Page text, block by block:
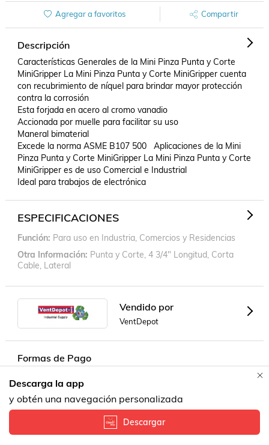
Agregar a favoritos Compartir
Descripción
Características Generales de la Mini Pinza Punta y Corte
MiniGripper La Mini Pinza Punta y Corte MiniGripper cuenta
con recubrimiento de níquel para brindar mayor protección
contra la corrosión
Esta forjada en acero al cromo vanadio
Accionada por muelle para facilitar su uso
Maneral bimaterial
Excede la norma ASME B107 500   Aplicaciones de la Mini
Pinza Punta y Corte MiniGripper La Mini Pinza Punta y Corte
MiniGripper es de uso Comercial e Industrial
Ideal para trabajos de electrónica
ESPECIFICACIONES
Función Para uso en Industria, Comercios y Residencias
Otra Información Punta y Corte, 4 3/4" Longitud, Corta
Cable, Lateral
Vendido por
VentDepot
Formas de Pago
Descarga la app
y obtén una navegación personalizada
Descargar